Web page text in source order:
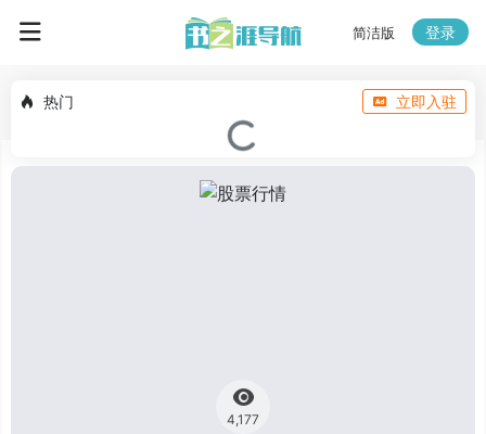
简洁版 登录
热门 立即入驻
4,177